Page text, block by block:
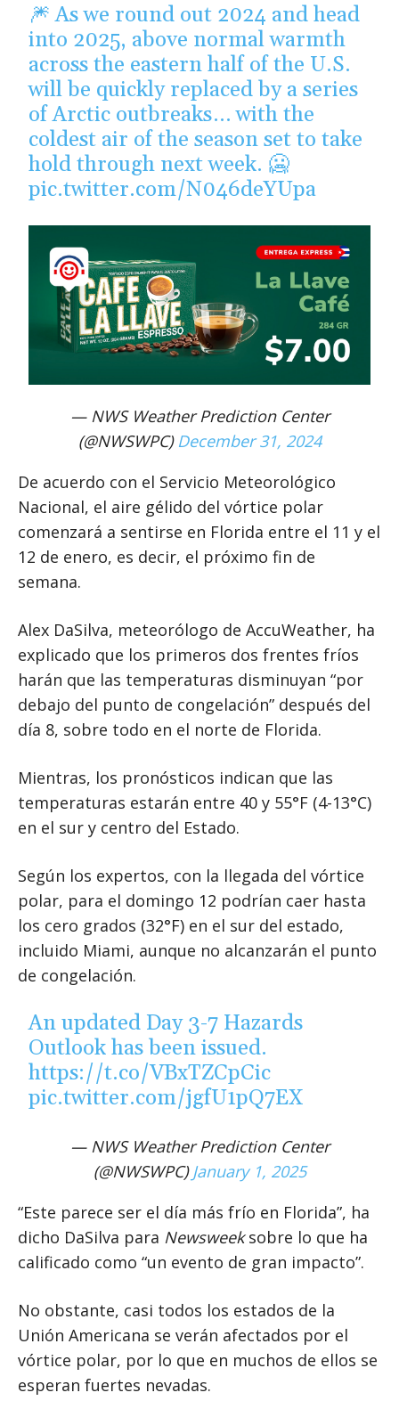
🎆 As we round out 2024 and head
into 2025, above normal warmth
across the eastern half of the U.S.
will be quickly replaced by a series
of Arctic outbreaks… with the
coldest air of the season set to take
hold through next week. 🥶
pic.twitter.com/N046deYUpa
— NWS Weather Prediction Center
(@NWSWPC) December 31, 2024
De acuerdo con el Servicio Meteorológico
Nacional, el aire gélido del vórtice polar
comenzará a sentirse en Florida entre el 11 y el
12 de enero, es decir, el próximo fin de
semana.
Alex DaSilva, meteorólogo de AccuWeather, ha
explicado que los primeros dos frentes fríos
harán que las temperaturas disminuyan “por
debajo del punto de congelación” después del
día 8, sobre todo en el norte de Florida.
Mientras, los pronósticos indican que las
temperaturas estarán entre 40 y 55°F (4-13°C)
en el sur y centro del Estado.
Según los expertos, con la llegada del vórtice
polar, para el domingo 12 podrían caer hasta
los cero grados (32°F) en el sur del estado,
incluido Miami, aunque no alcanzarán el punto
de congelación.
An updated Day 3-7 Hazards
Outlook has been issued.
https://t.co/VBxTZCpCic
pic.twitter.com/jgfU1pQ7EX
— NWS Weather Prediction Center
(@NWSWPC) January 1, 2025
“Este parece ser el día más frío en Florida”, ha
dicho DaSilva para Newsweeksobre lo que ha
calificado como “un evento de gran impacto”.
No obstante, casi todos los estados de la
Unión Americana se verán afectados por el
vórtice polar, por lo que en muchos de ellos se
esperan fuertes nevadas.